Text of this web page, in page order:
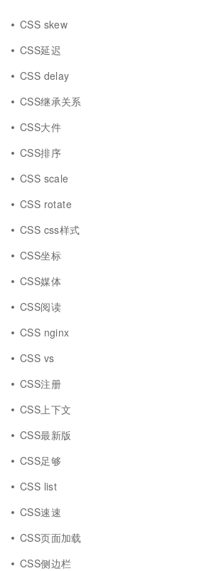
CSS skew
CSS延迟
CSS delay
CSS继承关系
CSS大件
CSS排序
CSS scale
CSS rotate
CSS css样式
CSS坐标
CSS媒体
CSS阅读
CSS nginx
CSS vs
CSS注册
CSS上下文
CSS最新版
CSS足够
CSS list
CSS速速
CSS页面加载
CSS侧边栏